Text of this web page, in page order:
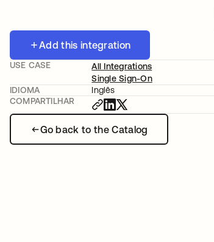
Add this integration
Go back to the Catalog
USE CASE
All Integrations
Single Sign-On
IDIOMA
Inglês
COMPARTILHAR